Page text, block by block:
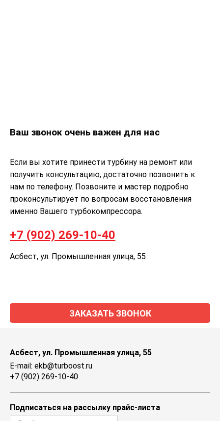
Ваш звонок очень важен для нас
Если вы хотите принести турбину на ремонт или
получить консультацию, достаточно позвонить к
нам по телефону. Позвоните и мастер подробно
проконсультирует по вопросам восстановления
именно Вашего турбокомпрессора.
+7 (902) 269-10-40
Асбест, ул. Промышленная улица, 55
ЗАКАЗАТЬ ЗВОНОК
Асбест, ул. Промышленная улица, 55
E-mail: ekb@turboost.ru
+7 (902) 269-10-40
Подписаться на рассылку прайс-листа